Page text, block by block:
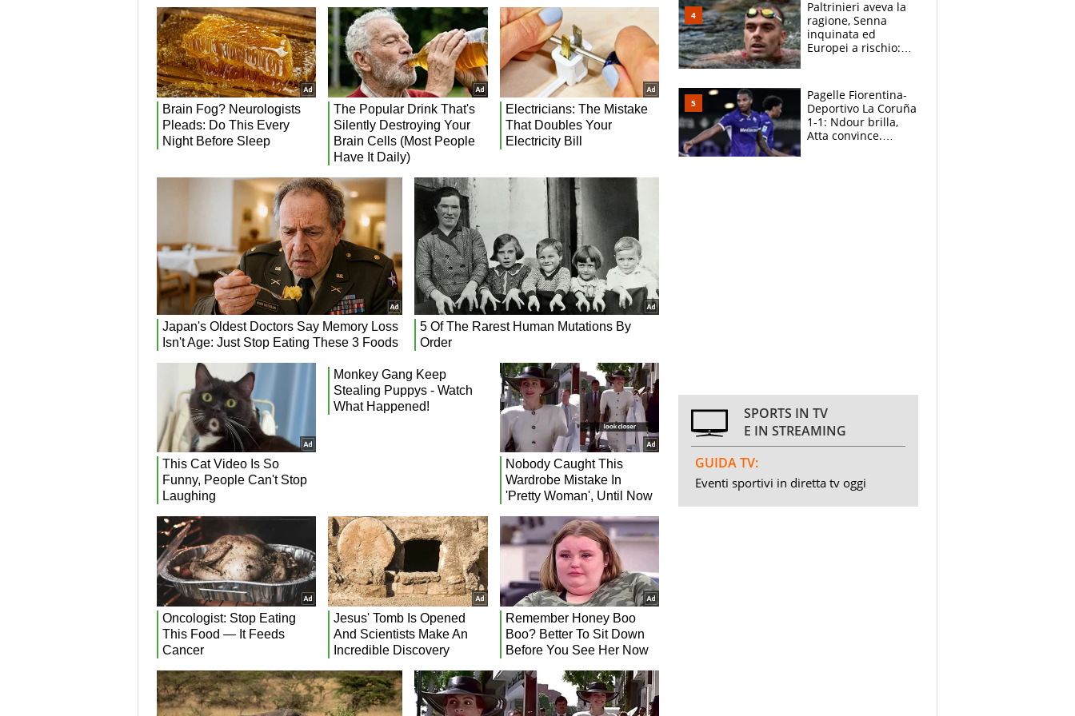
Paltrinieri aveva la
ragione, Senna
inquinata ed
Europei a rischio:
adesso
Pagelle Fiorentina-
Deportivo La Coruña
1-1: Ndour brilla,
Atta convince.
SPORTS IN TV
E IN STREAMING
GUIDA TV:
Eventi sportivi in diretta tv oggi